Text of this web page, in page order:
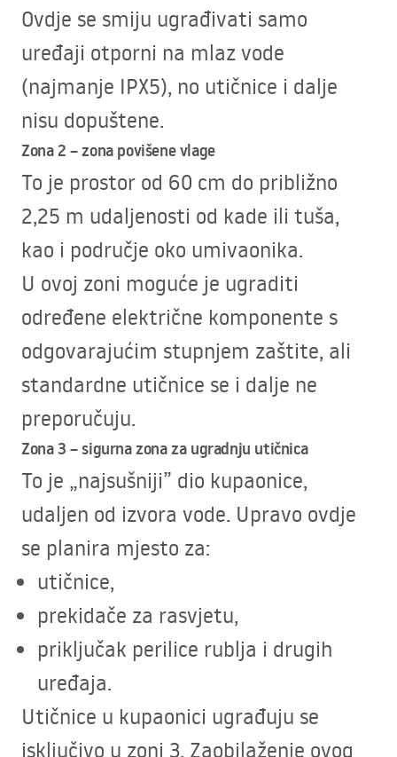
Ovdje se smiju ugrađivati samo
uređaji otporni na mlaz vode
(najmanje IPX5), no utičnice i dalje
nisu dopuštene.
Zona 2 – zona povišene vlage
To je prostor od 60 cm do približno
2,25 m udaljenosti od kade ili tuša,
kao i područje oko umivaonika.
U ovoj zoni moguće je ugraditi
određene električne komponente s
odgovarajućim stupnjem zaštite, ali
standardne utičnice se i dalje ne
preporučuju.
Zona 3 – sigurna zona za ugradnju utičnica
To je „najsušniji” dio kupaonice,
udaljen od izvora vode. Upravo ovdje
se planira mjesto za:
utičnice,
prekidače za rasvjetu,
priključak perilice rublja i drugih
uređaja.
Utičnice u kupaonici ugrađuju se
isključivo u zoni 3. Zaobilaženje ovog